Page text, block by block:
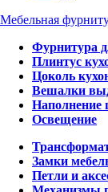
Мебельная
Фурнитура
Плинтус
Цоколь
Вешалки
Наполнение
Освещение
Замки
Петли и